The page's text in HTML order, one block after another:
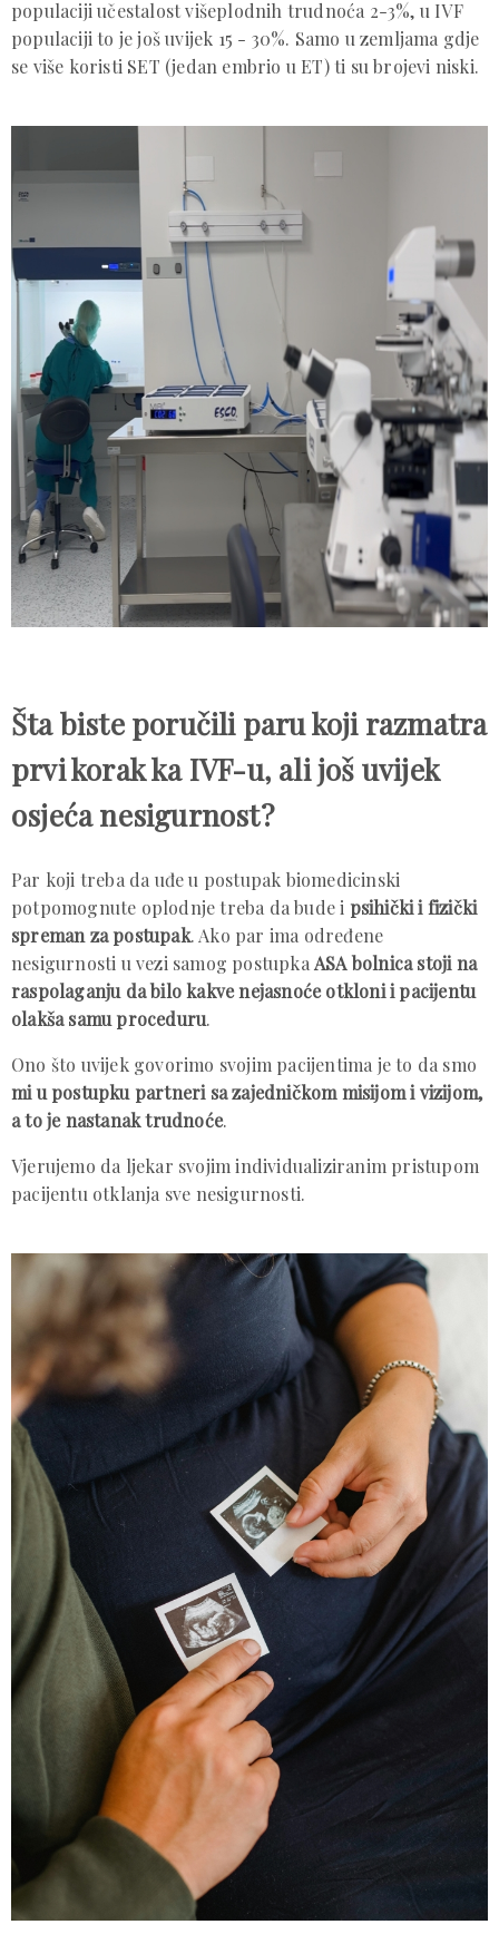
populaciji učestalost višeplodnih trudnoća 2-3%, u IVF
populaciji to je još uvijek 15 - 30%. Samo u zemljama gdje
se više koristi SET (jedan embrio u ET) ti su brojevi niski.
Šta biste poručili paru koji razmatra
prvi korak ka IVF-u, ali još uvijek
osjeća nesigurnost?
Par koji treba da uđe u postupak biomedicinski
potpomognute oplodnje treba da bude i psihički i fizički
spreman za postupak. Ako par ima određene
nesigurnosti u vezi samog postupka ASA bolnica stoji na
raspolaganju da bilo kakve nejasnoće otkloni i pacijentu
olakša samu proceduru.
Ono što uvijek govorimo svojim pacijentima je to da smo
mi u postupku partneri sa zajedničkom misijom i vizijom,
a to je nastanak trudnoće.
Vjerujemo da ljekar svojim individualiziranim pristupom
pacijentu otklanja sve nesigurnosti.